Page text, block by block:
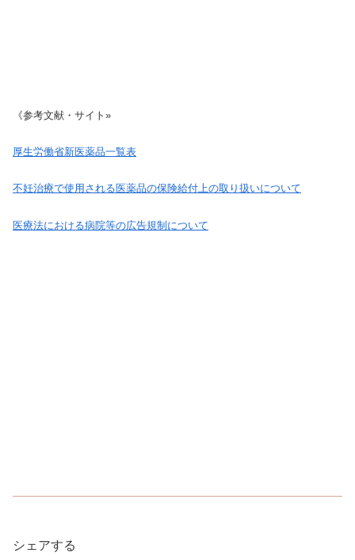
《参考文献・サイト»
厚生労働省新医薬品一覧表
不妊治療で使用される医薬品の保険給付上の取り扱いについて
医療法における病院等の広告規制について
シェアする